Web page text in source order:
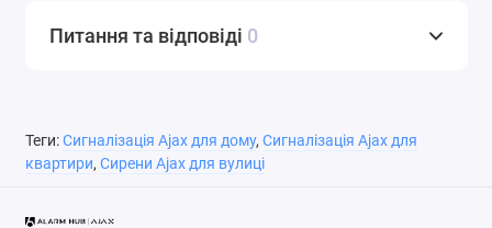
Питання та відповіді 0
Теги:Сигналізація Ajax для дому, Сигналізація Ajax для
квартири, Сирени Ajax для вулиці